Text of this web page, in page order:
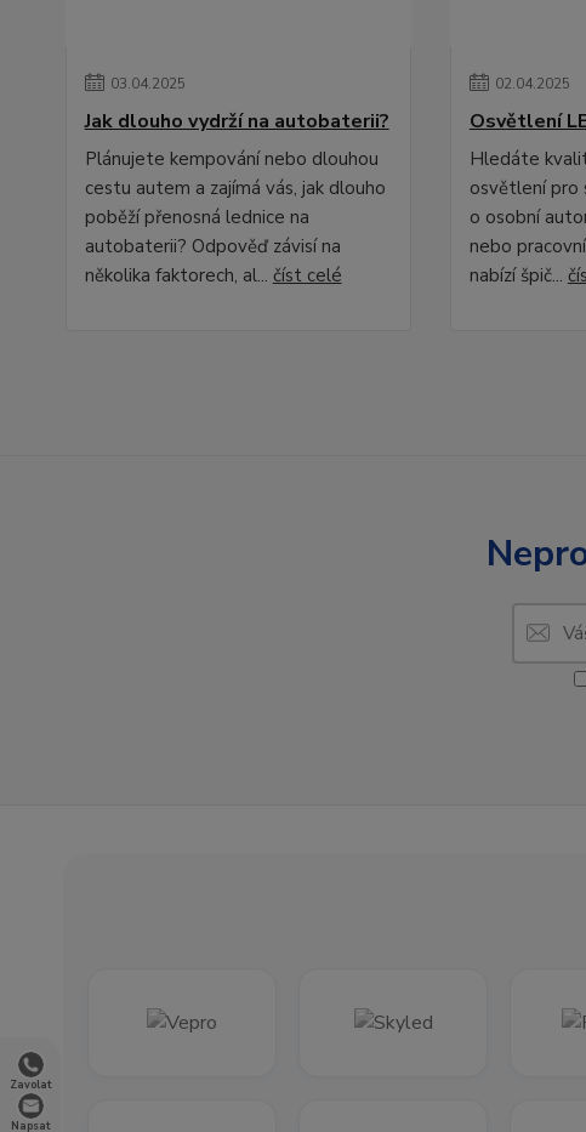
Zavolat
Napsat
03.04.2025
Jak dlouho vydrží na autobaterii?
Plánujete kempování nebo dlouhou
cestu autem a zajímá vás, jak dlouho
poběží přenosná lednice na
autobaterii? Odpověď závisí na
několika faktorech, al... číst celé
02.04.2025
Osvětlení
Hledáte
osvětlení pro
o osobní
nebo
nabízí špič...